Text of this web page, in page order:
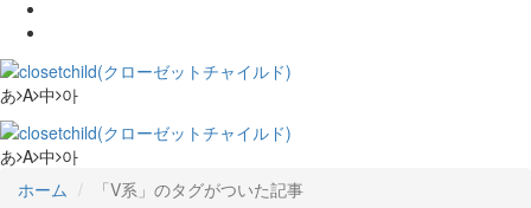
あ A 中 아
あ A 中 아
ホーム
「V系」のタグがついた記事